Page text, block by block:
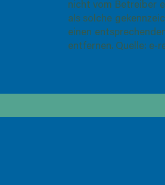
nicht vom Betreiber
als solche
einen
entfernen. Quelle: e-